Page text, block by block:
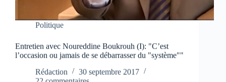
Politique
Entretien avec Noureddine Boukrouh (I): "C’est
l’occasion ou jamais de se débarrasser du "système""
Rédaction
30 septembre 2017